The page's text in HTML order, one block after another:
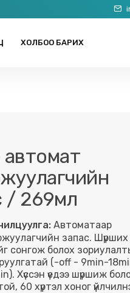
ХОЛБОО БАРИХ
автомат
/ 269мл
Автоматаар
запас. Шүрших
сонгож болох
(-off - 9min-
Хүссэн үедээ шүршиж
60 хүртэл хоног